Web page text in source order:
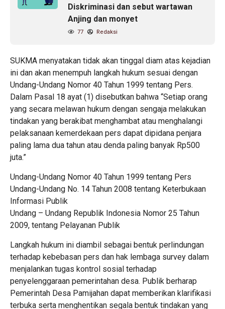
Diskriminasi dan sebut wartawan
Anjing dan monyet
77 Redaksi
SUKMA menyatakan tidak akan tinggal diam atas kejadian
ini dan akan menempuh langkah hukum sesuai dengan
Undang-Undang Nomor 40 Tahun 1999 tentang Pers.
Dalam Pasal 18 ayat (1) disebutkan bahwa “Setiap orang
yang secara melawan hukum dengan sengaja melakukan
tindakan yang berakibat menghambat atau menghalangi
pelaksanaan kemerdekaan pers dapat dipidana penjara
paling lama dua tahun atau denda paling banyak Rp500
juta.”
Undang-Undang Nomor 40 Tahun 1999 tentang Pers
Undang-Undang No. 14 Tahun 2008 tentang Keterbukaan
Informasi Publik
Undang – Undang Republik Indonesia Nomor 25 Tahun
2009, tentang Pelayanan Publik
Langkah hukum ini diambil sebagai bentuk perlindungan
terhadap kebebasan pers dan hak lembaga survey dalam
menjalankan tugas kontrol sosial terhadap
penyelenggaraan pemerintahan desa. Publik berharap
Pemerintah Desa Pamijahan dapat memberikan klarifikasi
terbuka serta menghentikan segala bentuk tindakan yang